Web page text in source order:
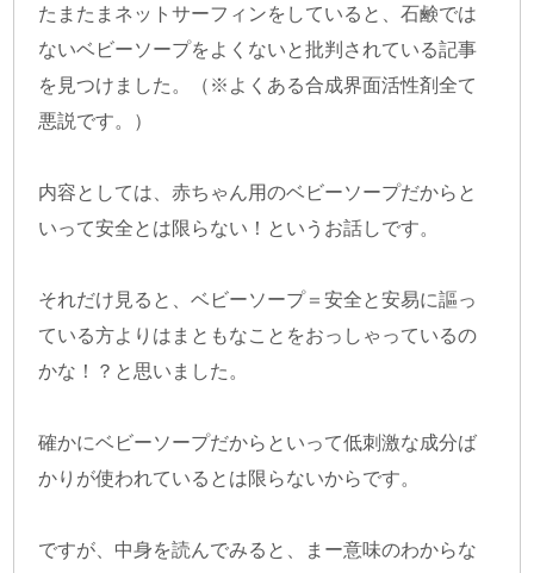
たまたまネットサーフィンをしていると、石鹸では
ないベビーソープをよくないと批判されている記事
を見つけました。（※よくある合成界面活性剤全て
悪説です。）
内容としては、赤ちゃん用のベビーソープだからと
いって安全とは限らない！というお話しです。
それだけ見ると、ベビーソープ＝安全と安易に謳っ
ている方よりはまともなことをおっしゃっているの
かな！？と思いました。
確かにベビーソープだからといって低刺激な成分ば
かりが使われているとは限らないからです。
ですが、中身を読んでみると、まー意味のわからな